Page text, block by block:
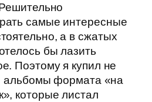
самые интересные
а в сжатых
бы лазить
Поэтому я купил не
альбомы формата «на
которые листал